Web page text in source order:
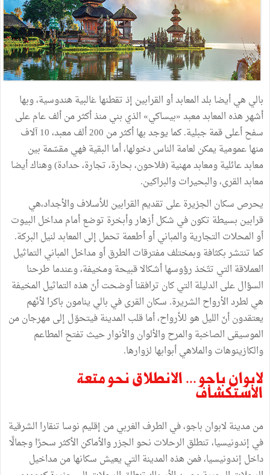
بالي هي أيضا بلد المعابد أو القرابين إذ تقطنها غالبية هندوسية، وبها
أشهر هذه المعابد معبد «بيساكي» الذي بني منذ أكثر من ألف عام على
سفح أعلى قمة جبلية. كما يوجد بها أكثر من 200 ألف معبد، 10 آلاف
منها عمومية يمكن لعامة الناس دخولها، أما البقية فهي مقسّمة بين
معابد عائلية ومعابد مهنية (فلاحون، بحارة، تجارة، حدادة) وهناك أيضا
معابد القرى، والبحيرات والبراكين.
يحرص سكان الجزيرة على تقديم القرابين للأسلاف والأجداد،هي
قرابين بسيطة تكون في شكل أزهار وأبخرة توضع أمام مداخل البيوت
أو المحلات التجارية والمباني أو أطعمة تحمل إلى المعابد لنيل البركة.
كما تنتشر بكثافة وبمختلف مفترقات الطرق أو مداخل المباني التماثيل
العملاقة التي تتّخذ رؤوسها أشكالا قبيحة ومخيفة، وعندما طرحنا
السؤال على الدليلة التي كان ترافقنا أوضحت أنّ هذه التماثيل المخيفة
هي لطرد الأرواح الشريرة. سكان القرى في بالي ينامون باكرا لأنّهم
يعتقدون أنّ الليل هو للأرواح، أما قلب المدينة فيتحوّل إلى مهرجان من
الموسيقى الصاخبة والمرح والألوان والأنوار حيث تفتح المطاعم
والكازينوهات والملاهي أبوابها لزوارها.
لابوان باجو ... الانطلاق نحو متعة
الاستكشاف
من مدينة لابوان باجو، في الطرف الغربي من إقليم نوسا تنقارا الشرقية
في إندونيسيا، تنطلق الرحلات نحو الجزر والأماكن الأكثر سحرًا وجمالًا
داخل إندونيسيا، فمن هذه المدينة التي يعيش سكانها من مداخيل